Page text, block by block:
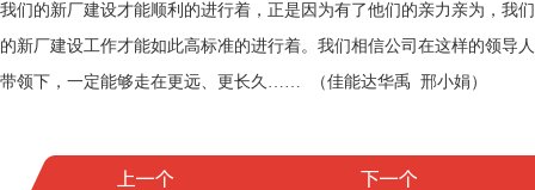
我们的新厂建设才能顺利的进行着，正是因为有了他们的亲力亲为，我们
的新厂建设工作才能如此高标准的进行着。我们相信公司在这样的领导人
带领下，一定能够走在更远、更长久…… （佳能达华禹 邢小娟）
上一个 下一个